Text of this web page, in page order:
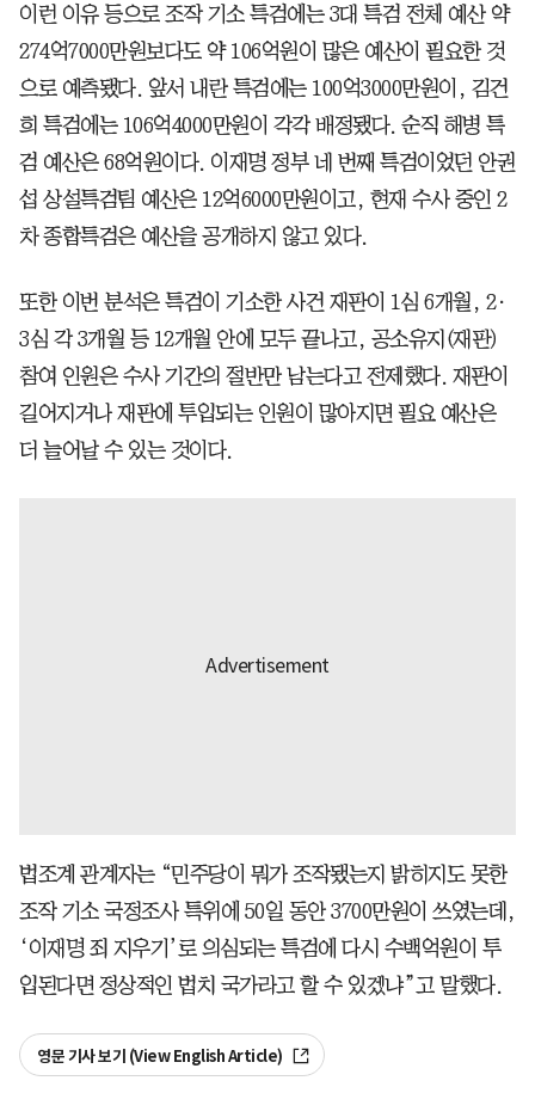
이런 이유 등으로 조작 기소 특검에는 3대 특검 전체 예산 약
274억7000만원보다도 약 106억원이 많은 예산이 필요한 것
으로 예측됐다. 앞서 내란 특검에는 100억3000만원이, 김건
희 특검에는 106억4000만원이 각각 배정됐다. 순직 해병 특
검 예산은 68억원이다. 이재명 정부 네 번째 특검이었던 안권
섭 상설특검팀 예산은 12억6000만원이고, 현재 수사 중인 2
차 종합특검은 예산을 공개하지 않고 있다.
또한 이번 분석은 특검이 기소한 사건 재판이 1심 6개월, 2·
3심 각 3개월 등 12개월 안에 모두 끝나고, 공소유지(재판)
참여 인원은 수사 기간의 절반만 남는다고 전제했다. 재판이
길어지거나 재판에 투입되는 인원이 많아지면 필요 예산은
더 늘어날 수 있는 것이다.
법조계 관계자는 “민주당이 뭐가 조작됐는지 밝히지도 못한
조작 기소 국정조사 특위에 50일 동안 3700만원이 쓰였는데,
‘이재명 죄 지우기’로 의심되는 특검에 다시 수백억원이 투
입된다면 정상적인 법치 국가라고 할 수 있겠냐”고 말했다.
영문 기사 보기 (View English Article)